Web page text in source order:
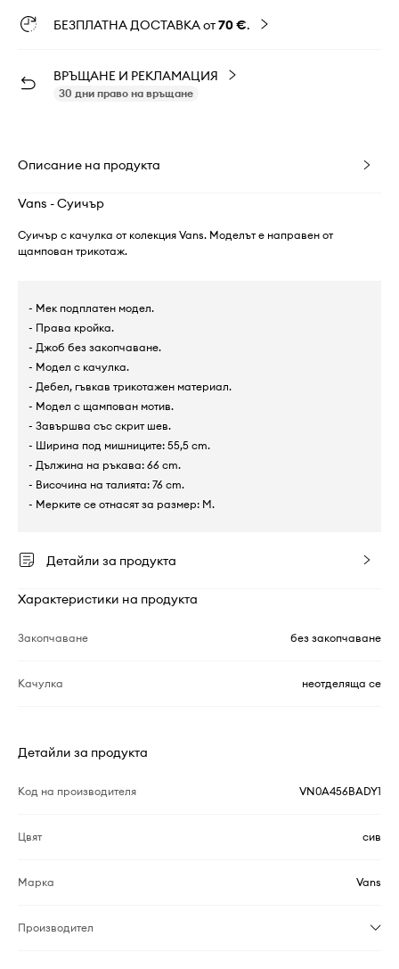
БЕЗПЛАТНА ДОСТАВКА от70 €.
ВРЪЩАНЕ И РЕКЛАМАЦИЯ
30 дни право на връщане
Описание на продукта
Vans - Суичър
Суичър с качулка от колекция Vans. Моделът е направен от
щампован трикотаж.
- Мек подплатен модел.
- Права кройка.
- Джоб без закопчаване.
- Модел с качулка.
- Дебел, гъвкав трикотажен материал.
- Модел с щампован мотив.
- Завършва със скрит шев.
- Ширина под мишниците: 55,5 cm.
- Дължина на ръкава: 66 cm.
- Височина на талията: 76 cm.
- Мерките се отнасят за размер: M.
Детайли за продукта
Характеристики на продукта
Закопчаване без закопчаване
Качулка неотделяща се
Детайли за продукта
Код на производителя VN0A456BADY1
Цвят сив
Марка Vans
Производител